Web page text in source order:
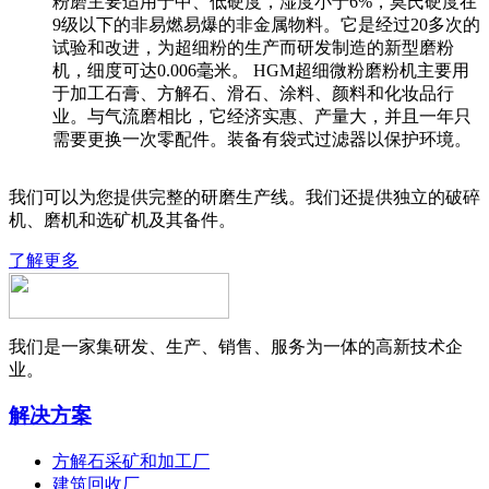
9级以下的非易燃易爆的非金属物料。它是经过20多次的
试验和改进，为超细粉的生产而研发制造的新型磨粉
机，细度可达0.006毫米。 HGM超细微粉磨粉机主要用
于加工石膏、方解石、滑石、涂料、颜料和化妆品行
业。与气流磨相比，它经济实惠、产量大，并且一年只
需要更换一次零配件。装备有袋式过滤器以保护环境。
我们可以为您提供完整的研磨生产线。我们还提供独立的破碎
机、磨机和选矿机及其备件。
了解更多
我们是一家集研发、生产、销售、服务为一体的高新技术企
业。
解决方案
方解石采矿和加工厂
建筑回收厂